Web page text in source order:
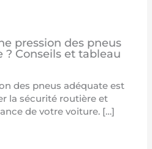
pression des pneus
Conseils et tableau
des pneus adéquate est
la sécurité routière et
de votre voiture. […]